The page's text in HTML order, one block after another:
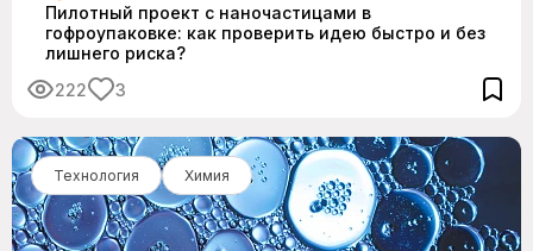
Пилотный проект с наночастицами в
гофроупаковке: как проверить идею быстро и без
лишнего риска?
222
3
Технология Химия